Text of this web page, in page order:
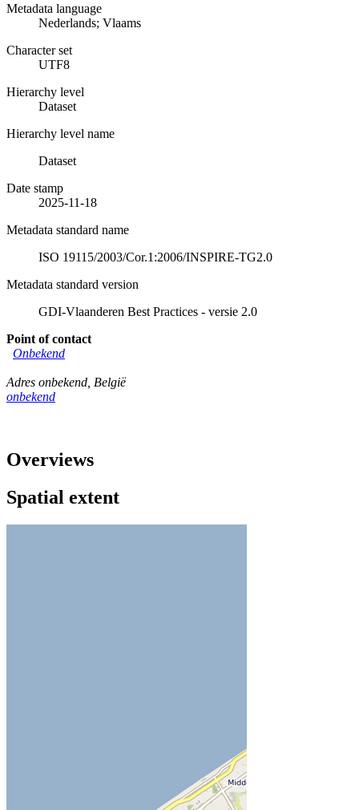
Metadata language
Nederlands; Vlaams
Character set
UTF8
Hierarchy level
Dataset
Hierarchy level name
Dataset
Date stamp
2025-11-18
Metadata standard name
ISO 19115/2003/Cor.1:2006/INSPIRE-TG2.0
Metadata standard version
GDI-Vlaanderen Best Practices - versie 2.0
Point of contact
Onbekend
Adres onbekend België
onbekend
Overviews
Spatial extent